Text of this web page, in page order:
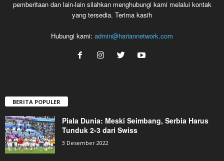
pemberitaan dan lain-lain silahkan menghubungi kami melalui kontak
yang tersedia. Terima kasih
Hubungi kami: admin@hariannetwork.com
BERITA POPULER
Piala Dunia: Meski Seimbang, Serbia Harus
Tunduk 2-3 dari Swiss
3 Desember 2022